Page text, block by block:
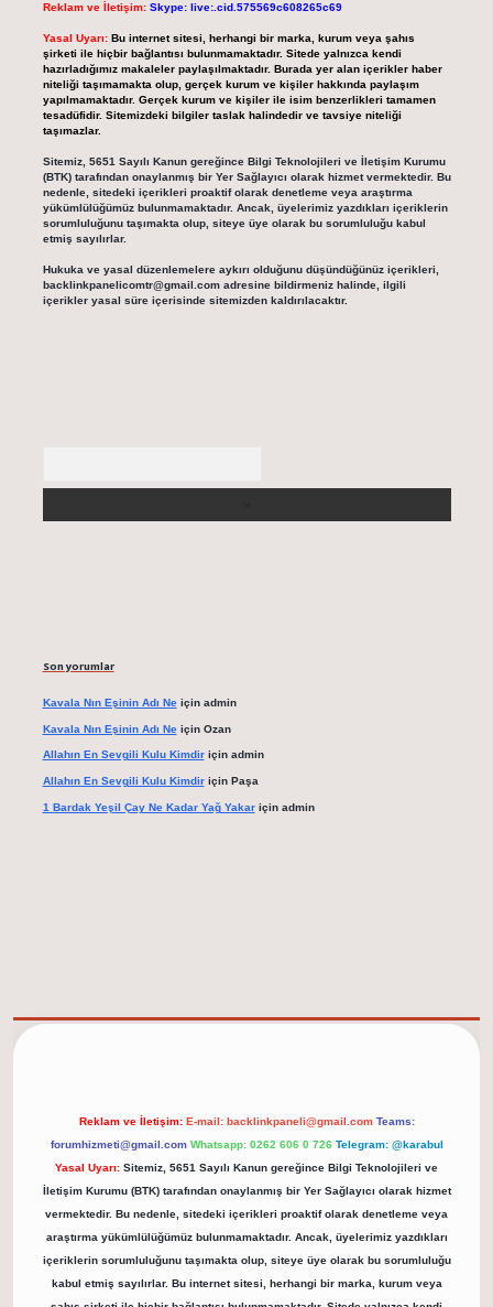
Reklam ve İletişim: Skype: live:.cid.575569c608265c69
Yasal Uyarı: Bu internet sitesi, herhangi bir marka, kurum veya şahıs
şirketi ile hiçbir bağlantısı bulunmamaktadır. Sitede yalnızca kendi
hazırladığımız makaleler paylaşılmaktadır. Burada yer alan içerikler haber
niteliği taşımamakta olup, gerçek kurum ve kişiler hakkında paylaşım
yapılmamaktadır. Gerçek kurum ve kişiler ile isim benzerlikleri tamamen
tesadüfidir. Sitemizdeki bilgiler taslak halindedir ve tavsiye niteliği
taşımazlar.
Sitemiz, 5651 Sayılı Kanun gereğince Bilgi Teknolojileri ve İletişim Kurumu
(BTK) tarafından onaylanmış bir Yer Sağlayıcı olarak hizmet vermektedir. Bu
nedenle, sitedeki içerikleri proaktif olarak denetleme veya araştırma
yükümlülüğümüz bulunmamaktadır. Ancak, üyelerimiz yazdıkları içeriklerin
sorumluluğunu taşımakta olup, siteye üye olarak bu sorumluluğu kabul
etmiş sayılırlar.
Hukuka ve yasal düzenlemelere aykırı olduğunu düşündüğünüz içerikleri,
backlinkpanelicomtr@gmail.comadresine bildirmeniz halinde, ilgili
içerikler yasal süre içerisinde sitemizden kaldırılacaktır.
Son yorumlar
Kavala Nın Eşinin Adı Neiçin admin
Kavala Nın Eşinin Adı Neiçin Ozan
Allahın En Sevgili Kulu Kimdiriçin admin
Allahın En Sevgili Kulu Kimdiriçin Paşa
1 Bardak Yeşil Çay Ne Kadar Yağ Yakariçin admin
Reklam ve İletişim: E-mail: backlinkpaneli@gmail.com Teams:
forumhizmeti@gmail.com Whatsapp: 0262 606 0 726 Telegram: @karabul
Yasal Uyarı: Sitemiz, 5651 Sayılı Kanun gereğince Bilgi Teknolojileri ve
İletişim Kurumu (BTK) tarafından onaylanmış bir Yer Sağlayıcı olarak hizmet
vermektedir. Bu nedenle, sitedeki içerikleri proaktif olarak denetleme veya
araştırma yükümlülüğümüz bulunmamaktadır. Ancak, üyelerimiz yazdıkları
içeriklerin sorumluluğunu taşımakta olup, siteye üye olarak bu sorumluluğu
kabul etmiş sayılırlar. Bu internet sitesi, herhangi bir marka, kurum veya